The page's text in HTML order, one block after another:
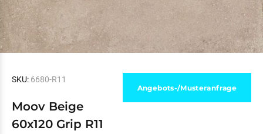
Angebots-/Musteranfrage
SKU: 6680-R11
Moov Beige
60x120 Grip R11